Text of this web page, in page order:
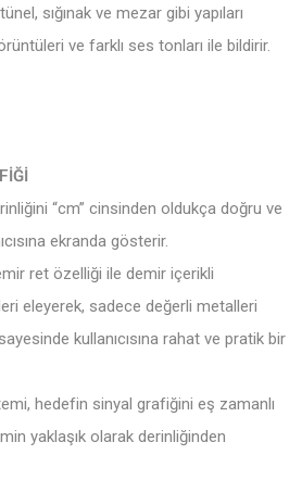
sığınak ve mezar gibi yapıları
ve farklı ses tonları ile bildirir.
“cm” cinsinden oldukça doğru ve
ekranda gösterir.
ret özelliği ile demir içerikli
eleyerek, sadece değerli metalleri
kullanıcısına rahat ve pratik bir
hedefin sinyal grafiğini eş zamanlı
yaklaşık olarak derinliğinden